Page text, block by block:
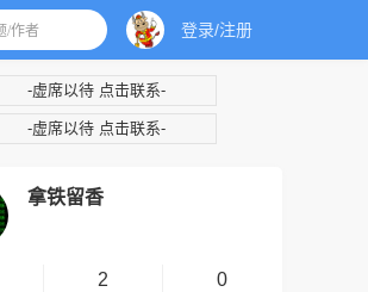
登录/注册
拿铁留香
2 0
-虚席以待 点击联系-
-虚席以待 点击联系-